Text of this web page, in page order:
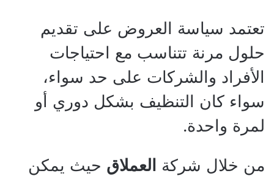
تعتمد سياسة العروض على تقديم
حلول مرنة تتناسب مع احتياجات
الأفراد والشركات على حد سواء،
سواء كان التنظيف بشكل دوري أو
لمرة واحدة.
من خلال شركة العملاق حيث يمكن